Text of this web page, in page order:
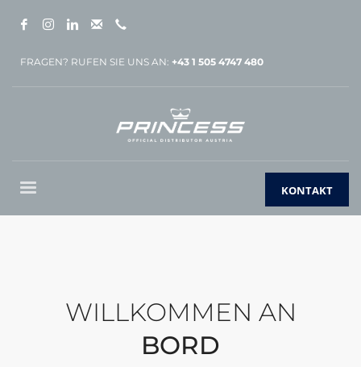
FRAGEN? RUFEN SIE UNS AN: +43 1 505 4747 480
KONTAKT
WILLKOMMEN AN
BORD